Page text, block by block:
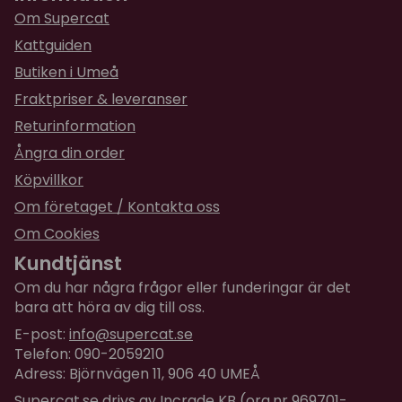
Super bra och effektiv . Tar bort underullen
perfekt 🤩
Om Supercat
Kattguiden
Butiken i Umeå
Fraktpriser & leveranser
Returinformation
Ångra din order
Köpvillkor
Om företaget / Kontakta oss
Om Cookies
Kundtjänst
Om du har några frågor eller funderingar är det
bara att höra av dig till oss.
E-post: info@supercat.se
Telefon: 090-2059210
Adress: Björnvägen 11, 906 40 UMEÅ